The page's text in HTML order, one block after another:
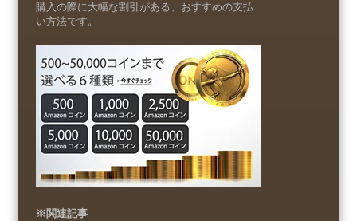
購入の際に大幅な割引がある、おすすめの支払
い方法です。
※関連記事